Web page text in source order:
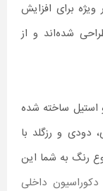
برای افزایش
شده‌اند و از
استیل ساخته شده
دودی و رزگلد با
رنگ به شما این
دکوراسیون داخلی